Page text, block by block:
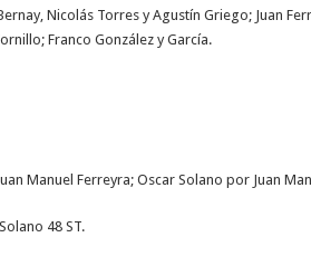
Nicolás Torres y Agustín Griego; Juan
Franco González y García.
Manuel Ferreyra; Oscar Solano por Juan
48 ST.